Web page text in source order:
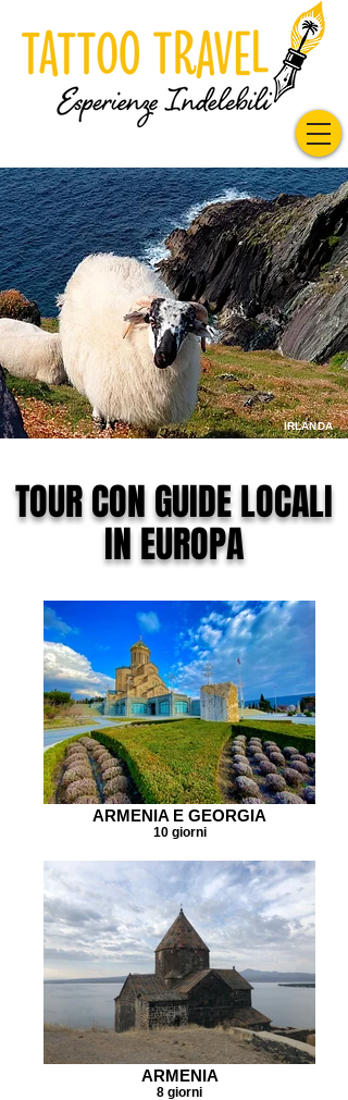
IRLANDA
TOUR CON GUIDE LOCALI
IN EUROPA
ARMENIA E GEORGIA
10 giorni
ARMENIA
8 giorni